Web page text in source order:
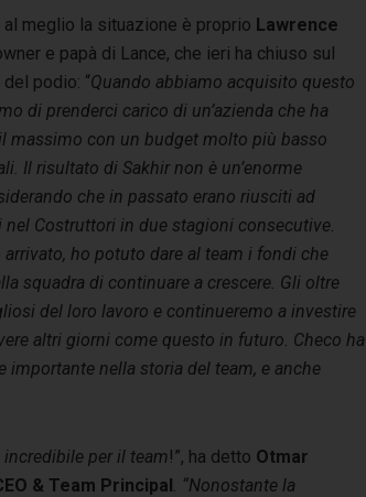
al meglio la situazione è proprio Lawrence
e papà di Lance, che ieri ha chiuso sul
podio: “Quando abbiamo acquisito questo
di prenderci carico di un’azienda che ha
massimo con un budget molto più basso
Il risultato di Sakhir non è un’enorme
che in passato erano riusciti ad
nel Costruttori in due stagioni consecutive.
arrivato, ho potuto dare al team i fondi che
squadra di continuare a crescere. Gli oltre
del loro lavoro e continueremo a investire
altri giorni come questo in futuro. Checo ha
importante nella storia del team, e anche
incredibile per il team!”, ha detto Otmar
& Team Principal . “Nonostante la